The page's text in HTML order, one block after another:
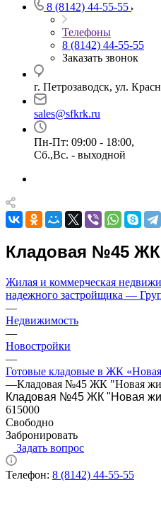
8 (8142) 44-55-55
Телефоны
8 (8142) 44-55-55
Заказать звонок
г. Петрозаводск, ул.
sales@sfkrk.ru
Пн-Пт: 09:00 - 18:00,
Сб.,Вс. - выходной
Кладовая №45
Жилая и коммерческая
надежного застройщика —
—
Недвижимость
—
Новостройки
—
Готовые кладовые в ЖК
—Кладовая №45 ЖК "Новая
Кладовая №45 ЖК "Новая
615000
Свободно
Забронировать
Задать вопрос
Телефон: 8 (8142) 44-55-55